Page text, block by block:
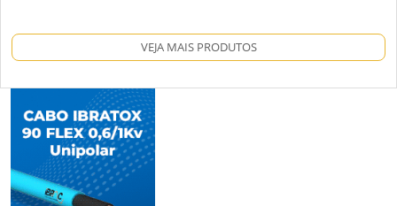
VEJA MAIS PRODUTOS